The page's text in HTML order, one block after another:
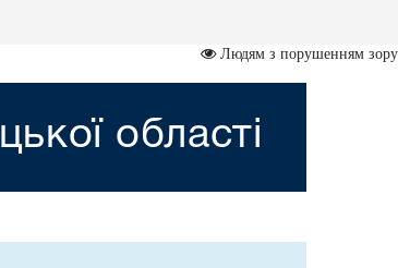
Людям з порушенням зору
області